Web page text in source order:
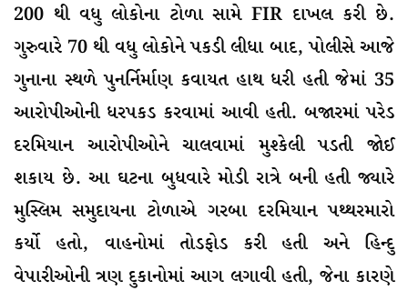
200 થી વધુ લોકોના ટોળા સામે FIR દાખલ કરી છે.
ગુરુવારે 70 થી વધુ લોકોને પકડી લીધા બાદ, પોલીસે આજે
ગુનાના સ્થળે પુનર્નિર્માણ કવાયત હાથ ધરી હતી જેમાં 35
આરોપીઓની ધરપકડ કરવામાં આવી હતી. બજારમાં પરેડ
દરમિયાન આરોપીઓને ચાલવામાં મુશ્કેલી પડતી જોઈ
શકાય છે. આ ઘટના બુધવારે મોડી રાત્રે બની હતી જ્યારે
મુસ્લિમ સમુદાયના ટોળાએ ગરબા દરમિયાન પથ્થરમારો
કર્યો હતો, વાહનોમાં તોડફોડ કરી હતી અને હિન્દુ
વેપારીઓની ત્રણ દુકાનોમાં આગ લગાવી હતી, જેના કારણે